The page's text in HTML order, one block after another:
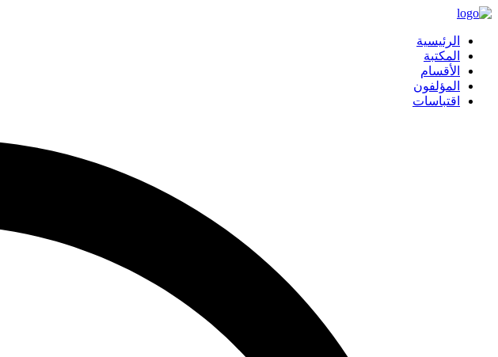
الرئيسية
المكتبة
الأقسام
المؤلفون
اقتباسات